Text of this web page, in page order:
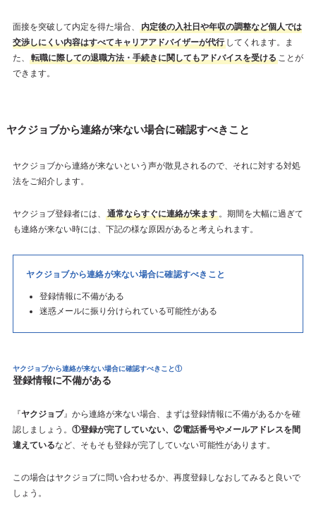
面接を突破して内定を得た場合、
内定後の入社日や年収の調整など個人では
交渉しにくい内容はすべてキャリアアドバイザーが代行してくれます。ま
た、
転職に際しての退職方法・手続きに関してもアドバイスを受けることが
できます。
ヤクジョブから連絡が来ない場合に確認すべきこと
ヤクジョブから連絡が来ないという声が散見されるので、それに対する対処
法をご紹介します。
ヤクジョブ登録者には、 通常ならすぐに連絡が来ます。期間を大幅に過ぎて
も連絡が来ない時には、下記の様な原因があると考えられます。
ヤクジョブから連絡が来ない場合に確認すべきこと
登録情報に不備がある
迷惑メールに振り分けられている可能性がある
ヤクジョブから連絡が来ない場合に確認すべきこと①
登録情報に不備がある
『ヤクジョブ』から連絡が来ない場合、まずは登録情報に不備があるかを確
認しましょう。 ①登録が完了していない、②電話番号やメールアドレスを間
違えているなど、そもそも登録が完了していない可能性があります。
この場合はヤクジョブに問い合わせるか、再度登録しなおしてみると良いで
しょう。